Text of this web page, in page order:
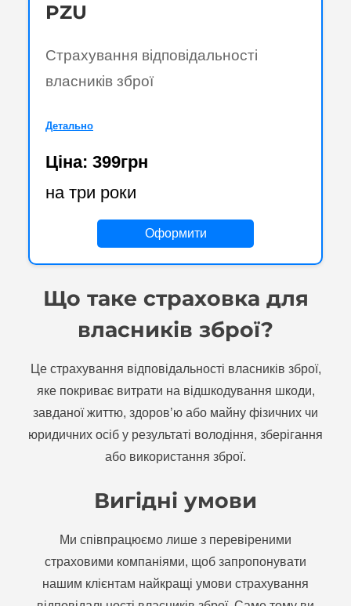
PZU
Страхування відповідальності
власників зброї
Детально
Ціна: 399грн
на три роки
Оформити
Що таке страховка для
власників зброї?
Це страхування відповідальності власників зброї,
яке покриває витрати на відшкодування шкоди,
завданої життю, здоров’ю або майну фізичних чи
юридичних осіб у результаті володіння, зберігання
або використання зброї.
Вигідні умови
Ми співпрацюємо лише з перевіреними
страховими компаніями, щоб запропонувати
нашим клієнтам найкращі умови страхування